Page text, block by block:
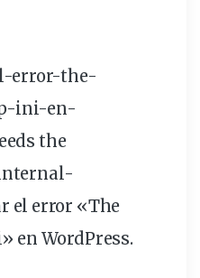
error-the-
ini-en-
the
el error «The
en WordPress.